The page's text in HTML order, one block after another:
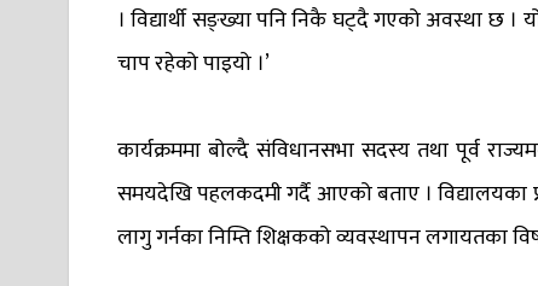
। विद्यार्थी सङ्ख्या पनि निकै घट्दै गएको अवस्था छ ।
चाप रहेको पाइयो ।’
कार्यक्रममा बोल्दै संविधानसभा सदस्य तथा पूर्व
समयदेखि पहलकदमी गर्दै आएको बताए । विद्यालयका
लागु गर्नका निम्ति शिक्षकको व्यवस्थापन लगायतका